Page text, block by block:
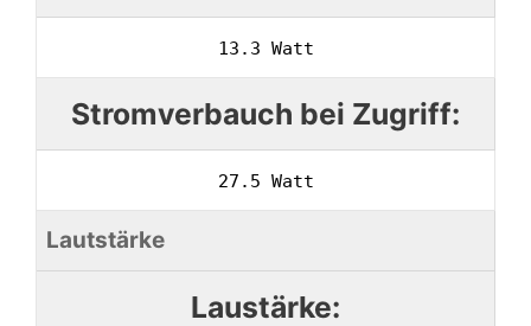
13.3 Watt
Stromverbauch bei Zugriff:
27.5 Watt
Lautstärke
Laustärke: